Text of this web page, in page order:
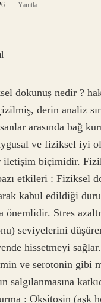
Yanıtla
dokunuş nedir ?
derin analiz
arasında bağ
ve fiziksel iyi
iletişim biçimidir.
etkileri : Fiziksel
kabul edildiği
önemlidir. Stres
seviyelerini
hissetmeyi
ve serotonin gibi
salgılanmasına
: Oksitosin (aşk